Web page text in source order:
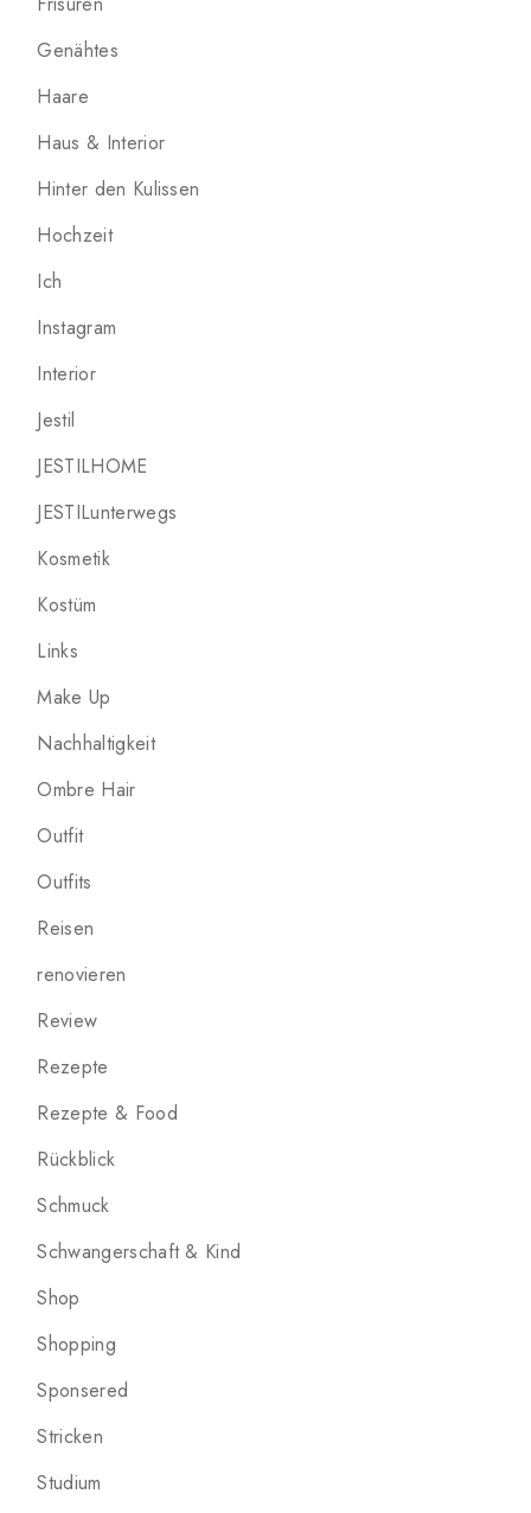
Genähtes
Haare
Haus & Interior
Hinter den Kulissen
Hochzeit
Ich
Instagram
Interior
Jestil
JESTILHOME
JESTILunterwegs
Kosmetik
Kostüm
Links
Make Up
Nachhaltigkeit
Ombre Hair
Outfit
Outfits
Reisen
renovieren
Review
Rezepte
Rezepte & Food
Rückblick
Schmuck
Schwangerschaft & Kind
Shop
Shopping
Sponsered
Stricken
Studium